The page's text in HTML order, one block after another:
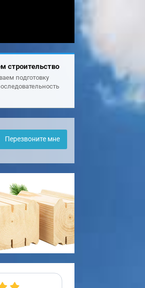
строительство
подготовку
Перезвоните мне